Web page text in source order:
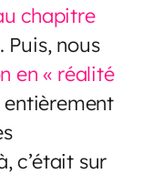
chapitre
. Puis, nous
en « réalité
entièrement
c’était sur